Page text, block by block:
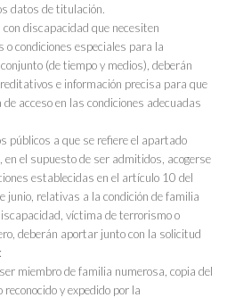
datos de titulación.
discapacidad que necesiten
condiciones especiales para la
(de tiempo y medios), deberán
e información precisa para que
acceso en las condiciones adecuadas
públicos a que se refiere el apartado
el supuesto de ser admitidos, acogerse
establecidas en el artículo 10 del
relativas a la condición de familia
víctima de terrorismo o
deberán aportar junto con la solicitud
miembro de familia numerosa, copia del
y expedido por la